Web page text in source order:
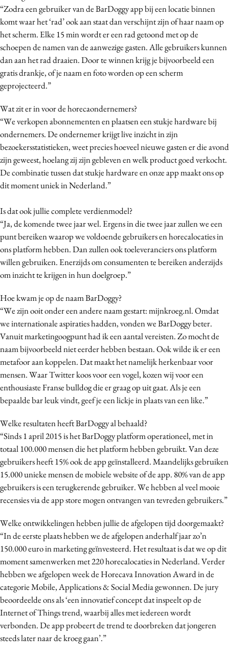
PR
Programmatic
Purpose Marketing
Reputatie & crisis
“Zodra een gebruiker van de BarDoggy app bij een locatie binnen
komt waar het ‘rad’ ook aan staat dan verschijnt zijn of haar naam op
het scherm. Elke 15 min wordt er een rad getoond met op de
schoepen de namen van de aanwezige gasten. Alle gebruikers kunnen
dan aan het rad draaien. Door te winnen krijg je bijvoorbeeld een
gratis drankje, of je naam en foto worden op een scherm
geprojecteerd.”
Wat zit er in voor de horecaondernemers?
“We verkopen abonnementen en plaatsen een stukje hardware bij
ondernemers. De ondernemer krijgt live inzicht in zijn
bezoekersstatistieken, weet precies hoeveel nieuwe gasten er die avond
zijn geweest, hoelang zij zijn gebleven en welk product goed verkocht.
De combinatie tussen dat stukje hardware en onze app maakt ons op
dit moment uniek in Nederland.”
Is dat ook jullie complete verdienmodel?
“Ja, de komende twee jaar wel. Ergens in die twee jaar zullen we een
punt bereiken waarop we voldoende gebruikers en horecalocaties in
ons platform hebben. Dan zullen ook toeleveranciers ons platform
willen gebruiken. Enerzijds om consumenten te bereiken anderzijds
om inzicht te krijgen in hun doelgroep.”
Hoe kwam je op de naam BarDoggy?
“We zijn ooit onder een andere naam gestart: mijnkroeg.nl. Omdat
we internationale aspiraties hadden, vonden we BarDoggy beter.
Vanuit marketingoogpunt had ik een aantal vereisten. Zo mocht de
naam bijvoorbeeld niet eerder hebben bestaan. Ook wilde ik er een
metafoor aan koppelen. Dat maakt het namelijk herkenbaar voor
mensen. Waar Twitter koos voor een vogel, kozen wij voor een
enthousiaste Franse bulldog die er graag op uit gaat. Als je een
bepaalde bar leuk vindt, geef je een lickje in plaats van een like.”
Welke resultaten heeft BarDoggy al behaald?
“Sinds 1 april 2015 is het BarDoggy platform operationeel, met in
totaal 100.000 mensen die het platform hebben gebruikt. Van deze
gebruikers heeft 15% ook de app geïnstalleerd. Maandelijks gebruiken
15.000 unieke mensen de mobiele website of de app. 80% van de app
gebruikers is een terugkerende gebruiker. We hebben al veel mooie
recensies via de app store mogen ontvangen van tevreden gebruikers.”
Welke ontwikkelingen hebben jullie de afgelopen tijd doorgemaakt?
“In de eerste plaats hebben we de afgelopen anderhalf jaar zo’n
150.000 euro in marketing geïnvesteerd. Het resultaat is dat we op dit
moment samenwerken met 220 horecalocaties in Nederland. Verder
hebben we afgelopen week de Horecava Innovation Award in de
categorie Mobile, Applications & Social Media gewonnen. De jury
beoordeelde ons als ‘een innovatief concept dat inspeelt op de
Internet of Things trend, waarbij alles met iedereen wordt
verbonden. De app probeert de trend te doorbreken dat jongeren
steeds later naar de kroeg gaan’.”